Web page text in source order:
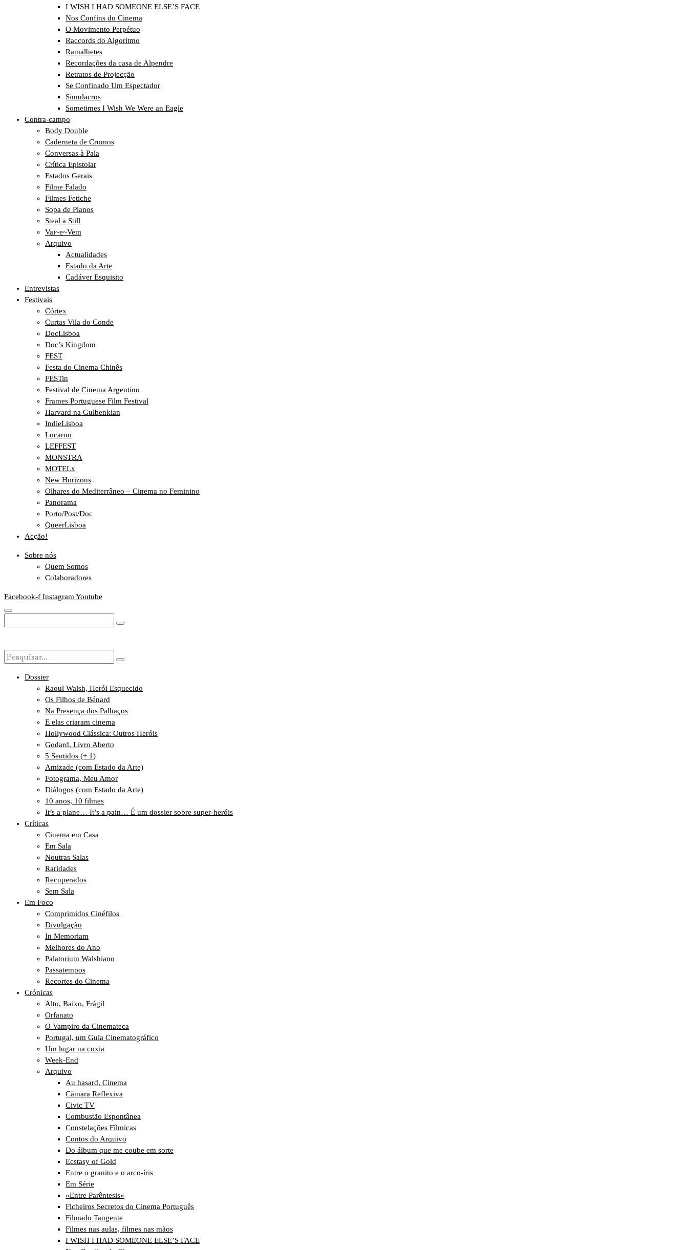
I WISH I HAD SOMEONE ELSE’S FACE
Nos Confins do Cinema
O Movimento Perpétuo
Raccords do Algoritmo
Ramalhetes
Recordações da casa de Alpendre
Retratos de Projecção
Se Confinado Um Espectador
Simulacros
Sometimes I Wish We Were an Eagle
Contra-campo
Body Double
Caderneta de Cromos
Conversas à Pala
Crítica Epistolar
Estados Gerais
Filme Falado
Filmes Fetiche
Sopa de Planos
Steal a Still
Vai~e~Vem
Arquivo
Actualidades
Estado da Arte
Cadáver Esquisito
Entrevistas
Festivais
Córtex
Curtas Vila do Conde
DocLisboa
Doc’s Kingdom
FEST
Festa do Cinema Chinês
FESTin
Festival de Cinema Argentino
Frames Portuguese Film Festival
Harvard na Gulbenkian
IndieLisboa
Locarno
LEFFEST
MONSTRA
MOTELx
New Horizons
Olhares do Mediterrâneo – Cinema no Feminino
Panorama
Porto/Post/Doc
QueerLisboa
Acção!
Sobre nós
Quem Somos
Colaboradores
Facebook-f Instagram Youtube
Dossier
Raoul Walsh, Herói Esquecido
Os Filhos de Bénard
Na Presença dos Palhaços
E elas criaram cinema
Hollywood Clássica: Outros Heróis
Godard, Livro Aberto
5 Sentidos (+ 1)
Amizade (com Estado da Arte)
Fotograma, Meu Amor
Diálogos (com Estado da Arte)
10 anos, 10 filmes
It’s a plane… It’s a pain… É um dossier sobre super-heróis
Críticas
Cinema em Casa
Em Sala
Noutras Salas
Raridades
Recuperados
Sem Sala
Em Foco
Comprimidos Cinéfilos
Divulgação
In Memoriam
Melhores do Ano
Palatorium Walshiano
Passatempos
Recortes do Cinema
Crónicas
Alto, Baixo, Frágil
Orfanato
O Vampiro da Cinemateca
Portugal, um Guia Cinematográfico
Um lugar na coxia
Week-End
Arquivo
Au hasard, Cinema
Câmara Reflexiva
Civic TV
Combustão Espontânea
Constelações Fílmicas
Contos do Arquivo
Do álbum que me coube em sorte
Ecstasy of Gold
Entre o granito e o arco-íris
Em Série
«Entre Parêntesis»
Ficheiros Secretos do Cinema Português
Filmado Tangente
Filmes nas aulas, filmes nas mãos
I WISH I HAD SOMEONE ELSE’S FACE